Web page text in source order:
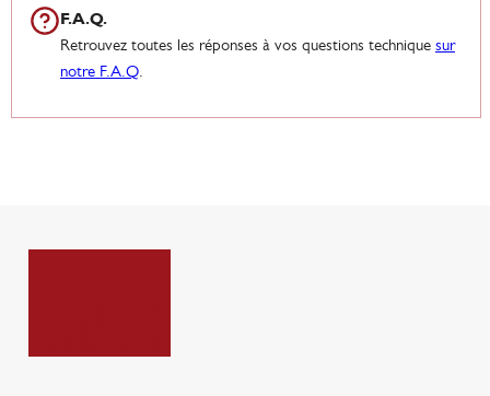
F.A.Q.
Retrouvez toutes les réponses à vos questions technique sur
notre F.A.Q.